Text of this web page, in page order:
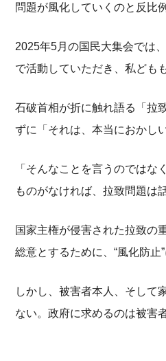
問題が風化していくのと反比
2025年5月の国民大集会では
で活動していただき、私ども
石破首相が折に触れ語る「拉
ずに「それは、本当におかし
「そんなことを言うのでは
ものがなければ、拉致問題は
国家主権が侵害された拉致の
総意とするために、“風化防止
しかし、被害者本人、そして
ない。政府に求めるのは被害